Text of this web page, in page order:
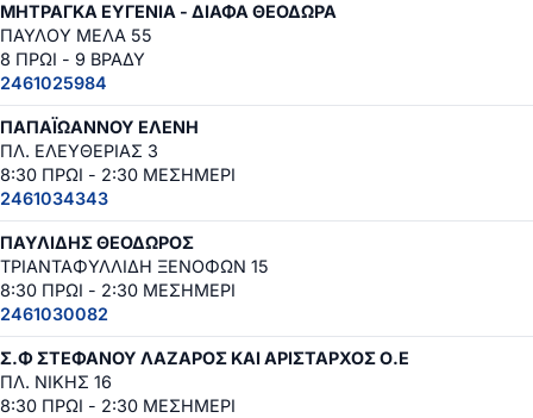
ΜΗΤΡΑΓΚΑ ΕΥΓΕΝΙΑ - ΔΙΑΦΑ ΘΕΟΔΩΡΑ
ΠΑΥΛΟΥ ΜΕΛΑ 55
8 ΠΡΩΙ - 9 ΒΡΑΔΥ
2461025984
ΠΑΠΑΪΩΑΝΝΟΥ ΕΛΕΝΗ
ΠΛ. ΕΛΕΥΘΕΡΙΑΣ 3
8:30 ΠΡΩΙ - 2:30 ΜΕΣΗΜΕΡΙ
2461034343
ΠΑΥΛΙΔΗΣ ΘΕΟΔΩΡΟΣ
ΤΡΙΑΝΤΑΦΥΛΛΙΔΗ ΞΕΝΟΦΩΝ 15
8:30 ΠΡΩΙ - 2:30 ΜΕΣΗΜΕΡΙ
2461030082
Σ.Φ ΣΤΕΦΑΝΟΥ ΛΑΖΑΡΟΣ ΚΑΙ ΑΡΙΣΤΑΡΧΟΣ Ο.Ε
ΠΛ. ΝΙΚΗΣ 16
8:30 ΠΡΩΙ - 2:30 ΜΕΣΗΜΕΡΙ